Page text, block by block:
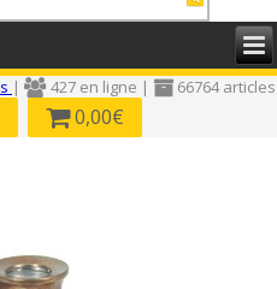
| 427 en ligne |
66764 articles
0,00€